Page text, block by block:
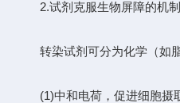
2.试剂克服生物屏障的机制
转染试剂可分为化学（如脂
(1)中和电荷，促进细胞摄